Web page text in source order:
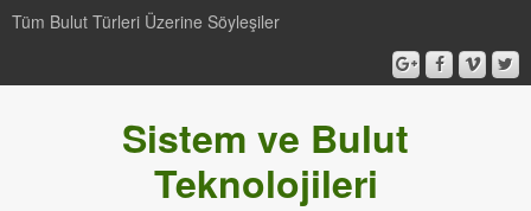
Tüm Bulut Türleri Üzerine Söyleşiler
Sistem ve Bulut
Teknolojileri